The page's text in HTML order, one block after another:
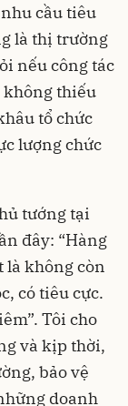
cầu tiêu
là thị trường
nếu công tác
không thiếu
tổ chức
lượng chức
tướng tại
đây: “Hàng
là không còn
có tiêu cực.
Tôi cho
và kịp thời,
bảo vệ
doanh